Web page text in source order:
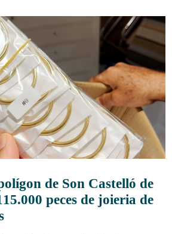
de Son Castelló de
peces de joieria de